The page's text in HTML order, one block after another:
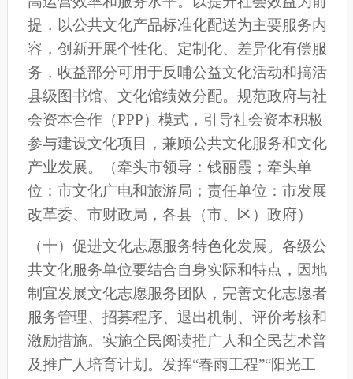
提，以公共文化产品标准化配送为主要服务内
容，创新开展个性化、定制化、差异化有偿服
务，收益部分可用于反哺公益文化活动和搞活
县级图书馆、文化馆绩效分配。规范政府与社
会资本合作（PPP）模式，引导社会资本积极
参与建设文化项目，兼顾公共文化服务和文化
产业发展。
（牵头市领导：钱丽霞；牵头单
位：市文化广电和旅游局；责任单位： 市发展
改革委、 市财政局 ，各县（市、 区 ） 政府）
（十）促进文化志愿服务特色化发展。各级公
共文化服务单位要结合自身实际和特点，因地
制宜发展文化志愿服务团队，完善文化志愿者
服务管理、招募程序、退出机制、评价考核和
激励措施。 实施全民阅读推广人和全民艺术普
及推广人培育计划。 发挥“春雨工程”“阳光工